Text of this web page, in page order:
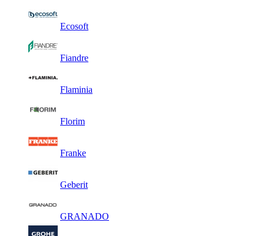
Ecosoft
Fiandre
Flaminia
Florim
Franke
Geberit
GRANADO